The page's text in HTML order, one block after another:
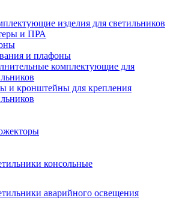
изделия для светильников
и ПРА
и плафоны
комплектующие для
и кронштейны для крепления
консольные
аварийного освещения